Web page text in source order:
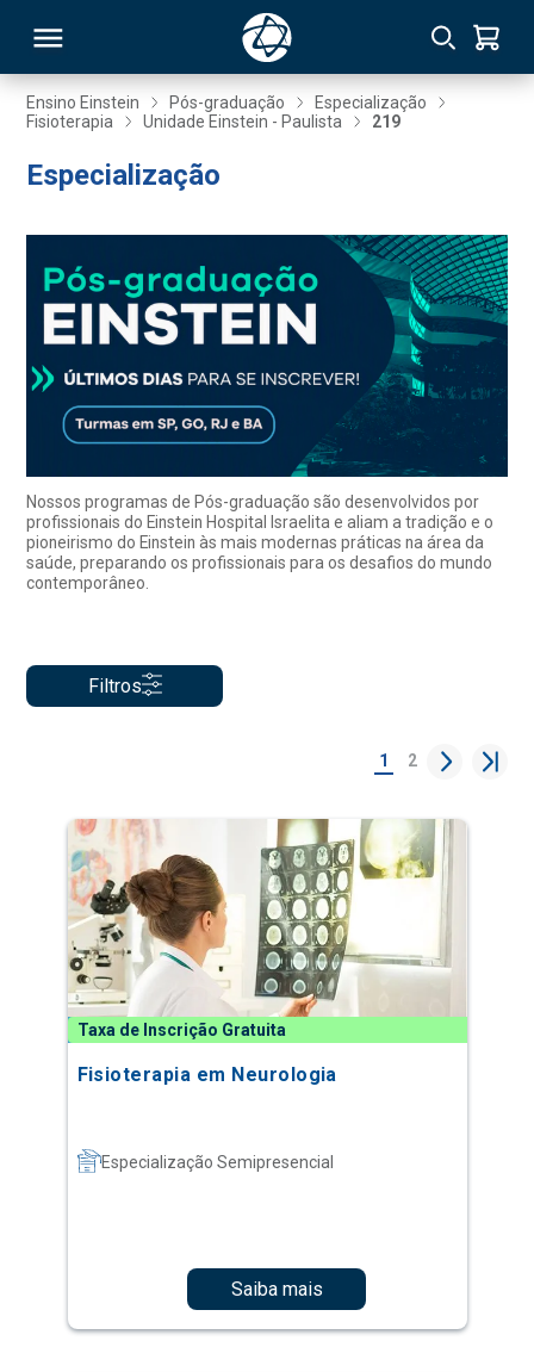
Ensino Einstein Pós-graduação
Especialização
Fisioterapia
Unidade Einstein - Paulista 219
Especialização
Nossos programas de Pós-graduação são desenvolvidos por
profissionais do Einstein Hospital Israelita e aliam a tradição e o
pioneirismo do Einstein às mais modernas práticas na área da
saúde, preparando os profissionais para os desafios do mundo
contemporâneo.
Filtros
1 2
Taxa de Inscrição Gratuita
Fisioterapia em Neurologia
Especialização Semipresencial
Saiba mais